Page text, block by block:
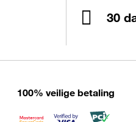
30
100% veilige betaling